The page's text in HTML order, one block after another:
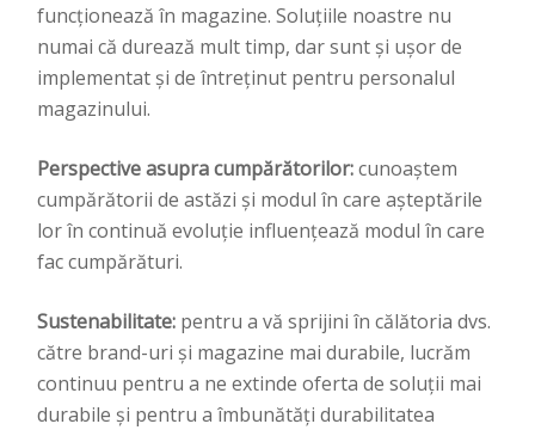
funcționează în magazine. Soluțiile noastre nu
numai că durează mult timp, dar sunt și ușor de
implementat și de întreținut pentru personalul
magazinului.
Perspective asupra cumpărătorilor:cunoaștem
cumpărătorii de astăzi și modul în care așteptările
lor în continuă evoluție influențează modul în care
fac cumpărături.
Sustenabilitate: pentru a vă sprijini în călătoria dvs.
către brand-uri și magazine mai durabile, lucrăm
continuu pentru a ne extinde oferta de soluții mai
durabile și pentru a îmbunătăți durabilitatea